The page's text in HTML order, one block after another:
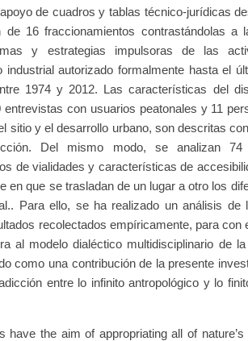
de cuadros y tablas técnico-jurídicas
de 16 fraccionamientos contrastándolas a
y estrategias impulsoras de las
industrial autorizado formalmente hasta el
1974 y 2012. Las características del
con usuarios peatonales y 11
sitio y el desarrollo urbano, son descritas
Del mismo modo, se analizan 74
de vialidades y características de
en que se trasladan de un lugar a otro los
Para ello, se ha realizado un análisis
recolectados empíricamente, para
al modelo dialéctico multidisciplinario de
como una contribución de la presente
entre lo infinito antropológico y lo
have the aim of appropriating all of